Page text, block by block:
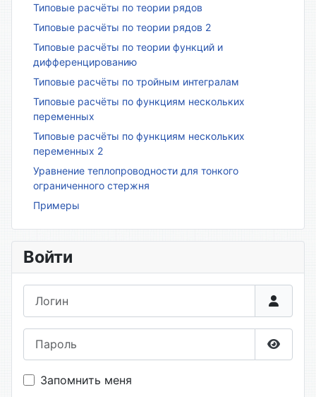
Типовые расчёты по теории рядов
Типовые расчёты по теории рядов 2
Типовые расчёты по теории функций и
дифференцированию
Типовые расчёты по тройным интегралам
Типовые расчёты по функциям нескольких
переменных
Типовые расчёты по функциям нескольких
переменных 2
Уравнение теплопроводности для тонкого
ограниченного стержня
Примеры
Войти
Запомнить меня